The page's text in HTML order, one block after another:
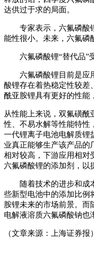
达供过于求的局面。
专家表示，六氟磷酸
能性很小。未来，六氟磷
六氟磷酸锂“替代品”
六氟磷酸锂目前是应
酸锂存在着热稳定性较差
酰亚胺锂具有更好的性能
从性能上来说，双氟磺酰
性、不易水解等性能特性
一代锂离子电池电解质锂
业真正能够生产该产品的
相对较高，下游应用相对
六氟磷酸锂的添加剂，以
随着技术的进步和成
些新型电池中的添加比例
胺锂未来的市场前景。而
电解液溶质六氟磷酸钠也
（文章来源：上海证券报）